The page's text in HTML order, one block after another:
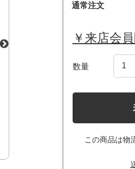
通常注文
￥来店会
数量
この商品は物